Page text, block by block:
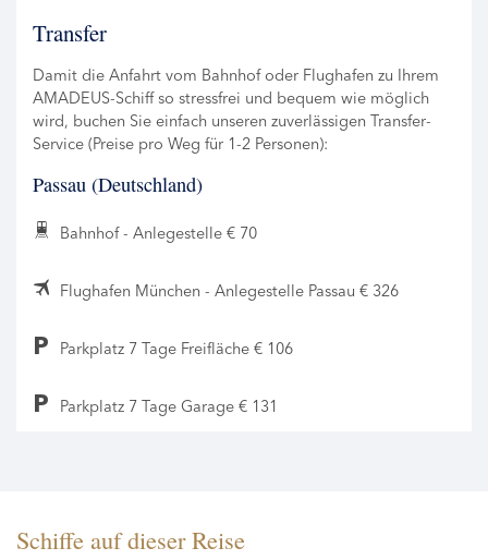
Transfer
Damit die Anfahrt vom Bahnhof oder Flughafen zu Ihrem
AMADEUS-Schiff so stressfrei und bequem wie möglich
wird, buchen Sie einfach unseren zuverlässigen Transfer-
Service (Preise pro Weg für 1-2 Personen):
Passau (Deutschland)
Bahnhof - Anlegestelle € 70
Flughafen München - Anlegestelle Passau € 326
Parkplatz 7 Tage Freifläche € 106
Parkplatz 7 Tage Garage € 131
Schiffe auf dieser Reise